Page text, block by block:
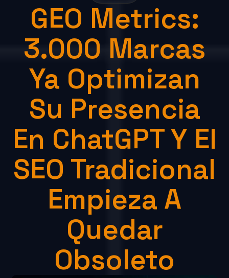
GEO Metrics:
3.000 Marcas
Ya Optimizan
Su Presencia
En ChatGPT Y El
SEO Tradicional
Empieza A
Quedar
Obsoleto